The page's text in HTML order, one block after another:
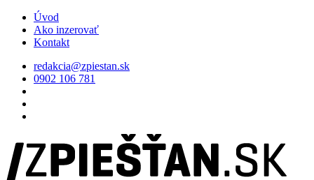
Úvod
Ako inzerovať
Kontakt
redakcia@zpiestan.sk
0902 106 781